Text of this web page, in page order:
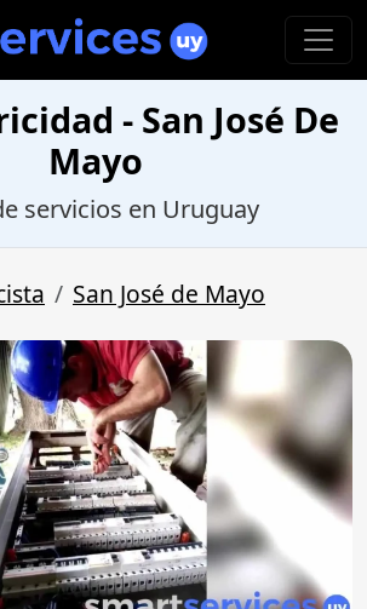
- San José De
Mayo
servicios en Uruguay
San José de Mayo